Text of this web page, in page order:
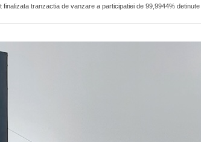
tranzactia de vanzare a participatiei de 99,9944%